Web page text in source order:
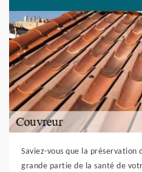
Saviez-vous que la préservation
grande partie de la santé de